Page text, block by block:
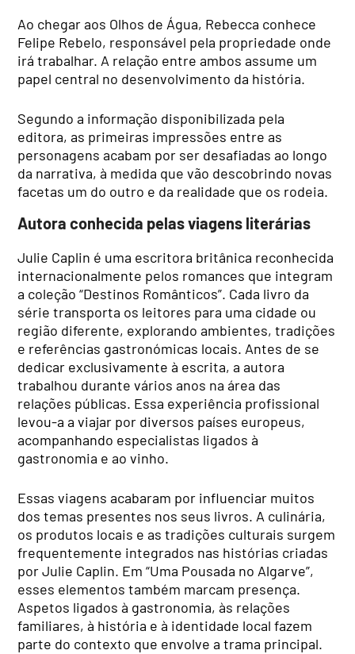
Ao chegar aos Olhos de Água, Rebecca conhece
Felipe Rebelo, responsável pela propriedade onde
irá trabalhar. A relação entre ambos assume um
papel central no desenvolvimento da história.
Segundo a informação disponibilizada pela
editora, as primeiras impressões entre as
personagens acabam por ser desafiadas ao longo
da narrativa, à medida que vão descobrindo novas
facetas um do outro e da realidade que os rodeia.
Autora conhecida pelas viagens literárias
Julie Caplin é uma escritora britânica reconhecida
internacionalmente pelos romances que integram
a coleção “Destinos Românticos”. Cada livro da
série transporta os leitores para uma cidade ou
região diferente, explorando ambientes, tradições
e referências gastronómicas locais. Antes de se
dedicar exclusivamente à escrita, a autora
trabalhou durante vários anos na área das
relações públicas. Essa experiência profissional
levou-a a viajar por diversos países europeus,
acompanhando especialistas ligados à
gastronomia e ao vinho.
Essas viagens acabaram por influenciar muitos
dos temas presentes nos seus livros. A culinária,
os produtos locais e as tradições culturais surgem
frequentemente integrados nas histórias criadas
por Julie Caplin. Em “Uma Pousada no Algarve”,
esses elementos também marcam presença.
Aspetos ligados à gastronomia, às relações
familiares, à história e à identidade local fazem
parte do contexto que envolve a trama principal.